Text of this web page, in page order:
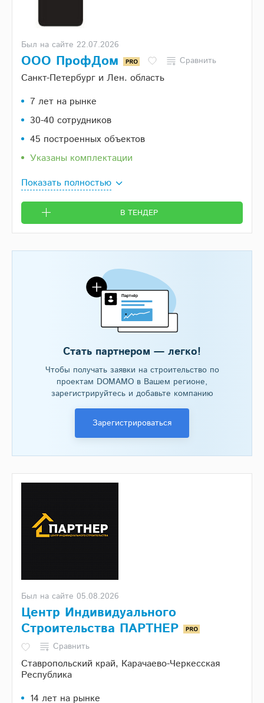
Был на сайте 22.07.2026
ООО ПрофДом Сравнить
Санкт-Петербург и Лен. область
7 лет на рынке
30-40 сотрудников
45 построенных объектов
Указаны комплектации
Показать полностью
В ТЕНДЕР
Стать партнером — легко!
Чтобы получать заявки на строительство по
проектам DOMAMO в Вашем регионе,
зарегистрируйтесь и добавьте компанию
Зарегистрироваться
Был на сайте 05.08.2026
Центр Индивидуального
Строительства ПАРТНЕР
Сравнить
Ставропольский край, Карачаево-Черкесская
Республика
14 лет на рынке